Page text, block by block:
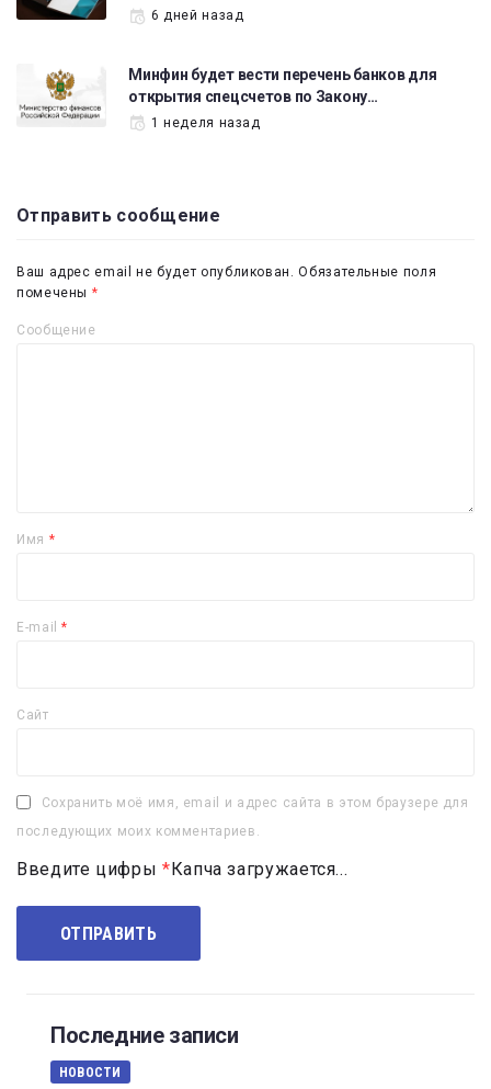
6 дней назад
Минфин будет вести перечень банков для
открытия спецсчетов по Закону…
1 неделя назад
Отправить сообщение
Ваш адрес email не будет опубликован.
Обязательные поля
помечены *
Сообщение
Имя *
E-mail*
Сайт
Сохранить моё имя, email и адрес сайта в этом браузере для
последующих моих комментариев.
Введите цифры *Капча загружается...
Последние записи
НОВОСТИ